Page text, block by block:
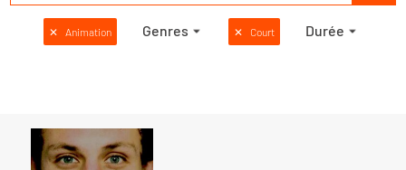
✕ Animation Genres ✕ Court Durée